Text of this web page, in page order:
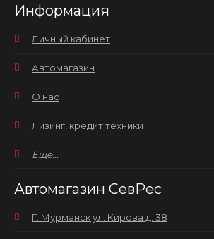
Информация
Личный кабинет
Автомагазин
О нас
Лизинг, кредит техники
Еще...
Автомагазин СевРес
Г. Мурманск ул. Кирова д. 38